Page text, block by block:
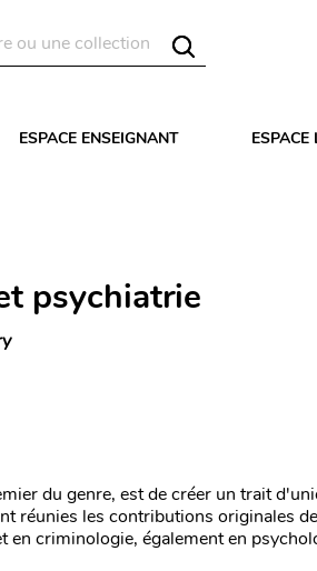
ESPACE ENSEIGNANT
psychiatrie
du genre, est de créer un trait
réunies les contributions originales
en criminologie, également en